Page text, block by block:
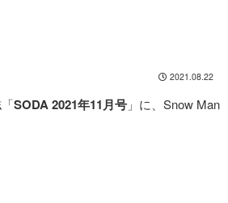
2021.08.22
SODA 2021年11月号 」に、Snow Man